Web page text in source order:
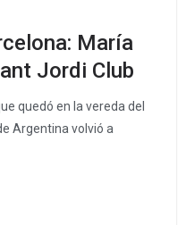
María
Jordi Club
quedó en la vereda del
Argentina volvió a